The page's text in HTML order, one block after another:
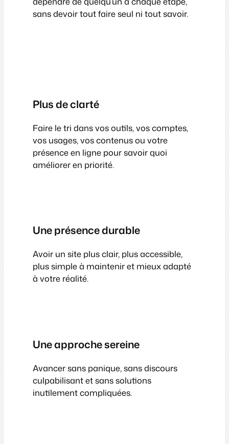
sans devoir tout faire seul ni tout savoir.
Plus de clarté
Faire le tri dans vos outils, vos comptes,
vos usages, vos contenus ou votre
présence en ligne pour savoir quoi
améliorer en priorité.
Une présence durable
Avoir un site plus clair, plus accessible,
plus simple à maintenir et mieux adapté
à votre réalité.
Une approche sereine
Avancer sans panique, sans discours
culpabilisant et sans solutions
inutilement compliquées.